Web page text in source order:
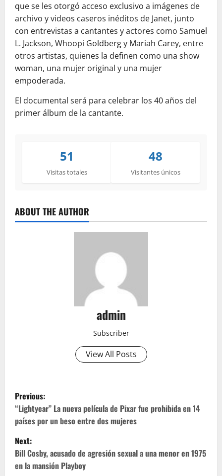
que se les otorgó acceso exclusivo a imágenes de
archivo y videos caseros inéditos de Janet, junto
con entrevistas a cantantes y actores como Samuel
L. Jackson, Whoopi Goldberg y Mariah Carey, entre
otros artistas, quienes la definen como una show
woman, una mujer original y una mujer
empoderada.
El documental será para celebrar los 40 años del
primer álbum de la cantante.
51
Visitas totales
48
Visitantes únicos
ABOUT THE AUTHOR
admin
Subscriber
View All Posts
P
o
s
t
Previous:
“Lightyear” La nueva película de Pixar fue prohibida en 14
países por un beso entre dos mujeres
Next:
Bill Cosby, acusado de agresión sexual a una menor en 1975
en la mansión Playboy